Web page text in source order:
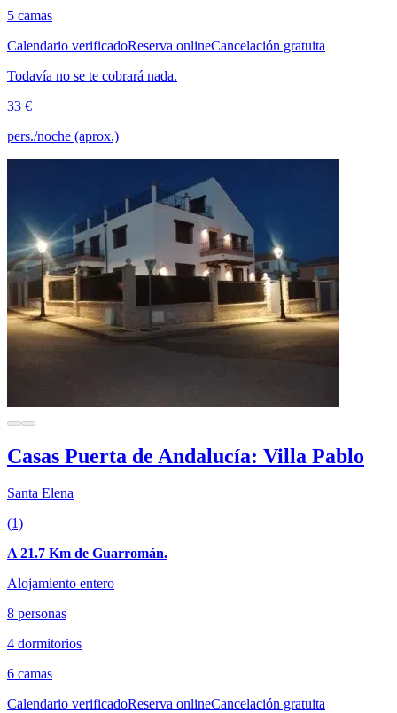
5 camas
Calendario verificadoReserva onlineCancelación gratuita
Todavía no se te cobrará nada.
33 €
pers./noche (aprox.)
Casas Puerta de Andalucía: Villa Pablo
Santa Elena
(1)
A 21.7 Km de Guarromán.
Alojamiento entero
8 personas
4 dormitorios
6 camas
Calendario verificadoReserva onlineCancelación gratuita